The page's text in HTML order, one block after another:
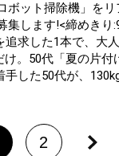
ット掃除機」をリ
集します!<締めきり
求した1本で、大
。50代「夏の片付
した50代が、
2